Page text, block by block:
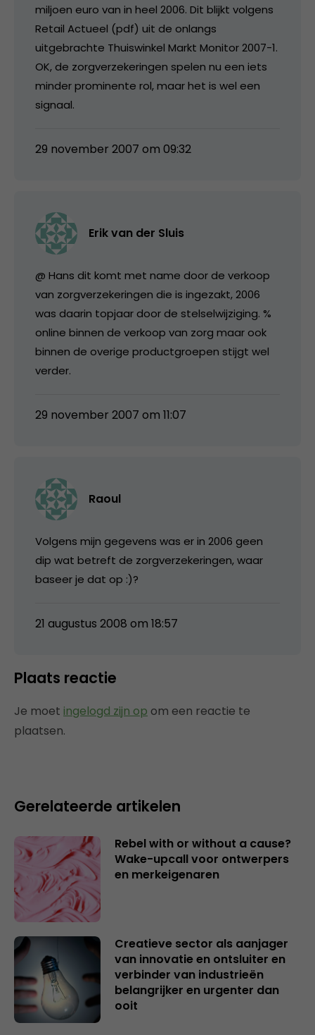
miljoen euro van in heel 2006. Dit blijkt volgens
Retail Actueel (pdf) uit de onlangs
uitgebrachte Thuiswinkel Markt Monitor 2007-1.
OK, de zorgverzekeringen spelen nu een iets
minder prominente rol, maar het is wel een
signaal.
29 november 2007 om 09:32
Erik van der Sluis
@ Hans dit komt met name door de verkoop
van zorgverzekeringen die is ingezakt, 2006
was daarin topjaar door de stelselwijziging. %
online binnen de verkoop van zorg maar ook
binnen de overige productgroepen stijgt wel
verder.
29 november 2007 om 11:07
Raoul
Volgens mijn gegevens was er in 2006 geen
dip wat betreft de zorgverzekeringen, waar
baseer je dat op :)?
21 augustus 2008 om 18:57
Plaats reactie
Je moet ingelogd zijn op om een reactie te
plaatsen.
Gerelateerde artikelen
Rebel with or without a cause?
Wake-upcall voor ontwerpers
en merkeigenaren
Creatieve sector als aanjager
van innovatie en ontsluiter en
verbinder van industrieën
belangrijker en urgenter dan
ooit